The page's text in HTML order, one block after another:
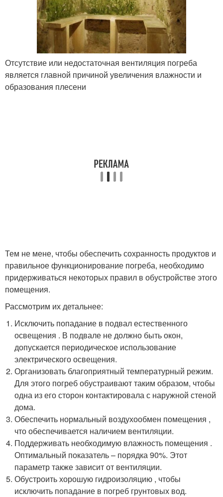
Отсутствие или недостаточная вентиляция погреба
является главной причиной увеличения влажности и
образования плесени
Тем не мене, чтобы обеспечить сохранность продуктов и
правильное функционирование погреба, необходимо
придерживаться некоторых правил в обустройстве этого
помещения.
Рассмотрим их детальнее:
Исключить попадание в подвал естественного
освещения . В подвале не должно быть окон,
допускается периодическое использование
электрического освещения.
Организовать благоприятный температурный режим.
Для этого погреб обустраивают таким образом, чтобы
одна из его сторон контактировала с наружной стеной
дома.
Обеспечить нормальный воздухообмен помещения ,
что обеспечивается наличием вентиляции.
Поддерживать необходимую влажность помещения .
Оптимальный показатель – порядка 90%. Этот
параметр также зависит от вентиляции.
Обустроить хорошую гидроизоляцию , чтобы
исключить попадание в погреб грунтовых вод.